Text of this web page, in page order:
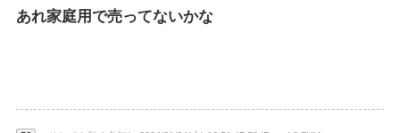
あれ家庭用で売ってないかな